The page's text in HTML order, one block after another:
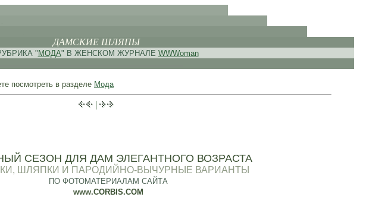
ДАМСКИЕ ШЛЯПЫ
" МОДА" В ЖЕНСКОМ ЖУРНАЛЕ WWWoman
посмотреть в разделе Мода
|
СЕЗОН ДЛЯ ДАМ ЭЛЕГАНТНОГО ВОЗРАСТА
ШЛЯПКИ И ПАРОДИЙНО-ВЫЧУРНЫЕ ВАРИАНТЫ
ПО ФОТОМАТЕРИАЛАМ САЙТА
www.CORBIS.COM